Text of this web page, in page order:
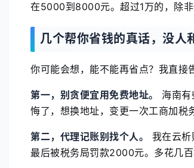
在5000到8000元。超过1万的，除非
几个帮你省钱的真话，没人
你可能会想，能不能再省点？我直接
第一，别贪便宜用免费地址。
海南
悔了，想换地址，变更一次工商加税
第二，代理记账别找个人。
我在云
最后被税务局罚款2000元。多花几